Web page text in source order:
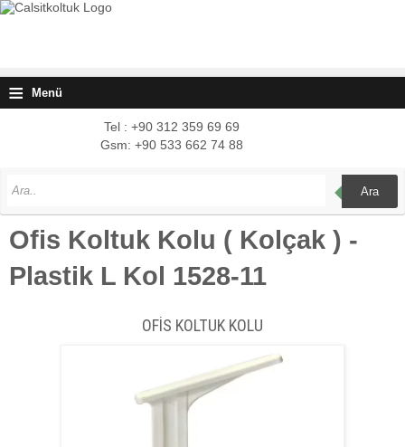
≡ Menü
Tel : +90 312 359 69 69
Gsm: +90 533 662 74 88
Ara
Ofis Koltuk Kolu ( Kolçak ) -
Plastik L Kol 1528-11
OFİS KOLTUK KOLU